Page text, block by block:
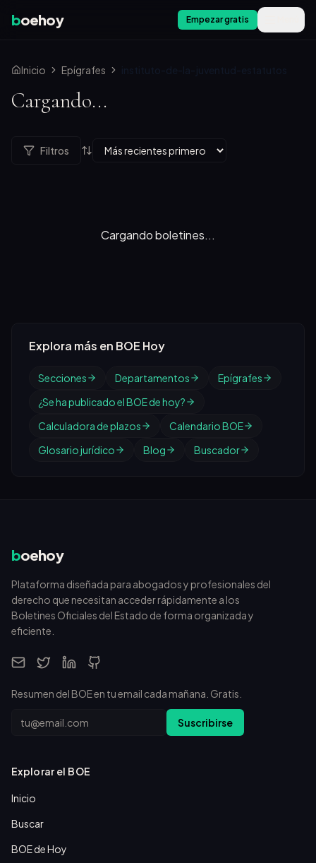
boehoy Empezar gratis
Inicio Epígrafes instituto-de-la-juventud-estatutos
Cargando...
Filtros
Cargando boletines...
Explora más en BOE Hoy
Secciones Departamentos
Epígrafes
¿Se ha publicado el BOE de hoy?
Calculadora de plazos
Calendario BOE
Glosario jurídico
Blog Buscador
boehoy
Plataforma diseñada para abogados y profesionales del
derecho que necesitan acceder rápidamente a los
Boletines Oficiales del Estado de forma organizada y
eficiente.
Resumen del BOE en tu email cada mañana. Gratis.
Email Suscribirse
Explorar el BOE
Inicio
Buscar
BOE de Hoy